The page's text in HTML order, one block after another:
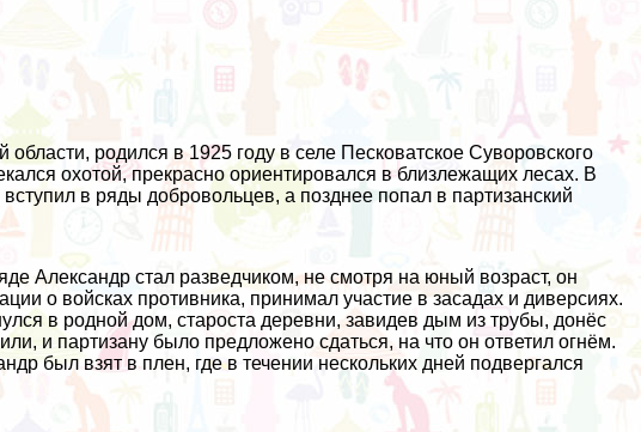
родился в 1925 году в селе Песковатское Суворовского
охотой, прекрасно ориентировался в близлежащих лесах. В
в ряды добровольцев, а позднее попал в партизанский
Александр стал разведчиком, не смотря на юный возраст, он
о войсках противника, принимал участие в засадах и диверсиях.
в родной дом, староста деревни, завидев дым из трубы, донёс
и партизану было предложено сдаться, на что он ответил огнём.
был взят в плен, где в течении нескольких дней подвергался